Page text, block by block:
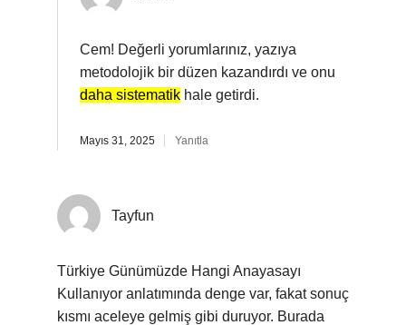
Cem! Değerli yorumlarınız, yazıya
metodolojik bir düzen kazandırdı ve onu
daha sistematik hale getirdi.
Mayıs 31, 2025 Yanıtla
Tayfun
Türkiye Günümüzde Hangi Anayasayı
Kullanıyor anlatımında denge var, fakat sonuç
kısmı aceleye gelmiş gibi duruyor. Burada